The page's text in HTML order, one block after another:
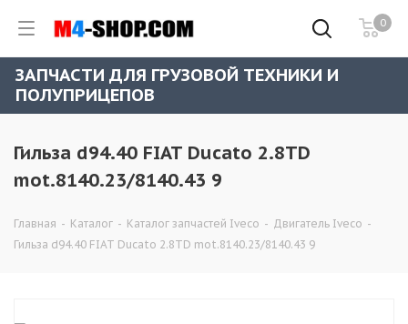
0
ЗАПЧАСТИ ДЛЯ ГРУЗОВОЙ ТЕХНИКИ И
ПОЛУПРИЦЕПОВ
Гильза d94.40 FIAT Ducato 2.8TD
mot.8140.23/8140.43 9
Главная - Каталог - Каталог запчастей Iveco - Двигатель Iveco -
Гильза d94.40 FIAT Ducato 2.8TD mot.8140.23/8140.43 9